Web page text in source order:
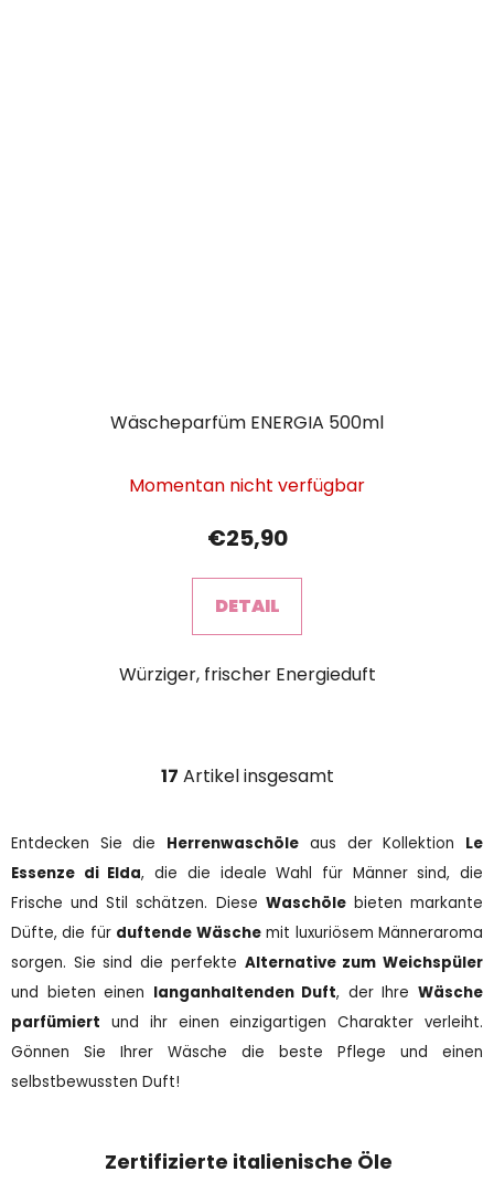
Wäscheparfüm ENERGIA 500ml
Momentan nicht verfügbar
€25,90
DETAIL
Würziger, frischer Energieduft
S
e
u
e
r
e
l
e
m
e
n
e
r
17 Artikel insgesamt
Entdecken Sie die Herrenwaschöle aus der Kollektion Le
Essenze di Elda, die die ideale Wahl für Männer sind, die
Frische und Stil schätzen. Diese Waschölebieten markante
Düfte, die für duftende Wäschemit luxuriösem Männeraroma
sorgen. Sie sind die perfekte Alternative zum Weichspüler
und bieten einen langanhaltenden Duft, der IhreWäsche
parfümiert und ihr einen einzigartigen Charakter verleiht.
Gönnen Sie Ihrer Wäsche die beste Pflege und einen
selbstbewussten Duft!
Zertifizierte italienische Öle